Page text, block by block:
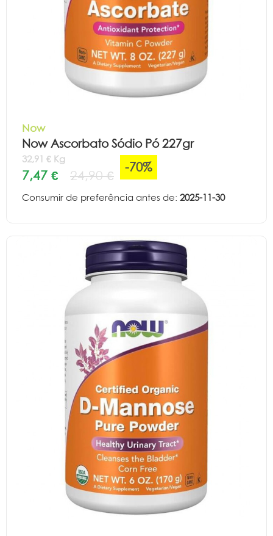
Now
Now Ascorbato Sódio Pó 227gr
32,91 € Kg
7,47 € 24,90 €
-70%
Consumir de preferência antes de: 2025-11-30